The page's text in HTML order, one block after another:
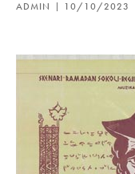
ADMIN 10/10/2023